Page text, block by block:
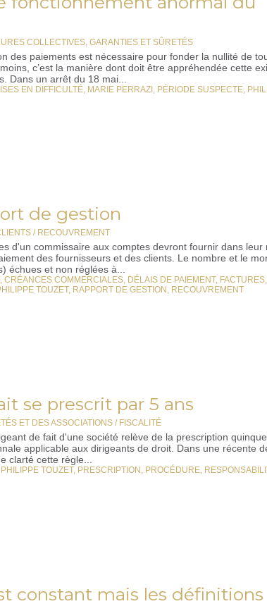
COLLECTIVES, GARANTIES ET SÛRETÉS
des paiements est nécessaire pour fonder la nullité de
c’est la manière dont doit être appréhendée cette
Dans un arrêt du 18 mai...
EN DIFFICULTÉ, MARIE PERRAZI , PÉRIODE SUSPECTE,
de gestion
/ RECOUVREMENT
d'un commissaire aux comptes devront fournir dans leur
des fournisseurs et des clients. Le nombre et le
échues et non réglées à...
, CRÉANCES COMMERCIALES, DÉLAIS DE PAIEMENT, FACTURES,
TOUZET, RAPPORT DE GESTION , RECOUVREMENT
se prescrit par 5 ans
ET DES ASSOCIATIONS / FISCALITÉ
de fait d'une société relève de la prescription
applicable aux dirigeants de droit. Dans une récente
clarté cette règle...
PHILIPPE TOUZET, PRESCRIPTION , PROCÉDURE,
constant mais les définitions